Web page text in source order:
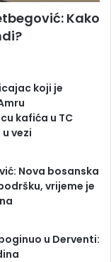
Kako
koji je
kafića u TC
vezi
Nova bosanska
vrijeme je
u Derventi: